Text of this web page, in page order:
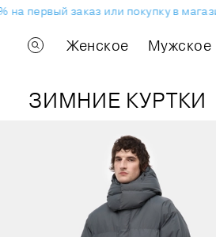
первый заказ или покупку в
Женское Мужское
ЗИМНИЕ КУРТКИ